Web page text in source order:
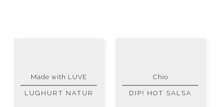
Made with LUVE
LUGHURT NATUR
Chio
DIP! HOT SALSA